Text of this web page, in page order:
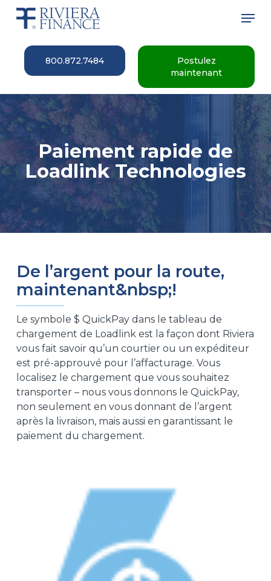
Skip
content
800.872.7484
Postulez
maintenant
Paiement rapide de
Loadlink Technologies
De l’argent pour la route,
maintenant&nbsp;!
Le symbole $ QuickPay dans le tableau de
chargement de Loadlink est la façon dont Riviera
vous fait savoir qu’un courtier ou un expéditeur
est pré-approuvé pour l’affacturage. Vous
localisez le chargement que vous souhaitez
transporter – nous vous donnons le QuickPay,
non seulement en vous donnant de l’argent
après la livraison, mais aussi en garantissant le
paiement du chargement.
Menu